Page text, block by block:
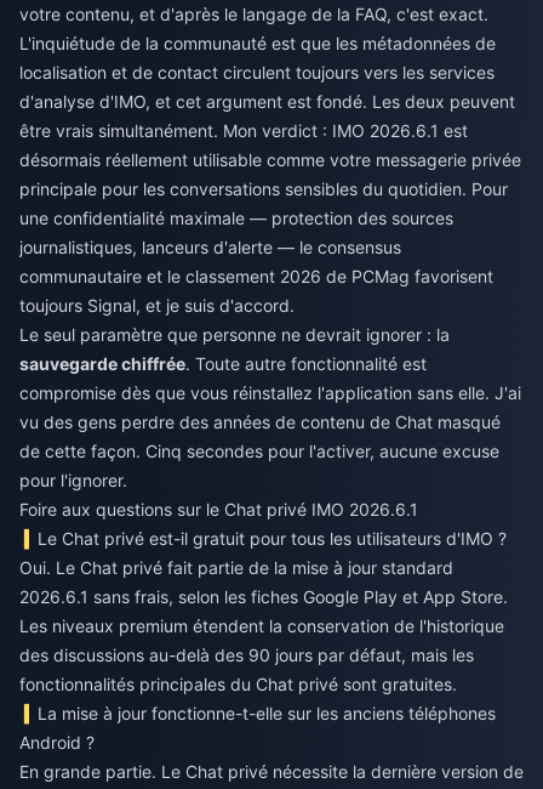
votre contenu, et d'après le langage de la FAQ, c'est exact.
L'inquiétude de la communauté est que les métadonnées de
localisation et de contact circulent toujours vers les services
d'analyse d'IMO, et cet argument est fondé. Les deux peuvent
être vrais simultanément. Mon verdict : IMO 2026.6.1 est
désormais réellement utilisable comme votre messagerie privée
principale pour les conversations sensibles du quotidien. Pour
une confidentialité maximale — protection des sources
journalistiques, lanceurs d'alerte — le consensus
communautaire et le classement 2026 de PCMag favorisent
toujours Signal, et je suis d'accord.
Le seul paramètre que personne ne devrait ignorer : la
sauvegarde chiffrée. Toute autre fonctionnalité est
compromise dès que vous réinstallez l'application sans elle. J'ai
vu des gens perdre des années de contenu de Chat masqué
de cette façon. Cinq secondes pour l'activer, aucune excuse
pour l'ignorer.
Foire aux questions sur le Chat privé IMO 2026.6.1
Le Chat privé est-il gratuit pour tous les utilisateurs d'IMO ?
Oui. Le Chat privé fait partie de la mise à jour standard
2026.6.1 sans frais, selon les fiches Google Play et App Store.
Les niveaux premium étendent la conservation de l'historique
des discussions au-delà des 90 jours par défaut, mais les
fonctionnalités principales du Chat privé sont gratuites.
La mise à jour fonctionne-t-elle sur les anciens téléphones
Android ?
En grande partie. Le Chat privé nécessite la dernière version de